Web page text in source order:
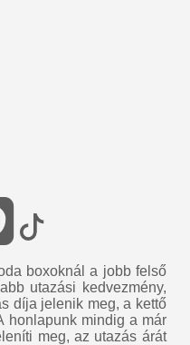
boxoknál a jobb felső
utazási kedvezmény,
díja jelenik meg, a kettő
honlapunk mindig a már
meg, az utazás árát